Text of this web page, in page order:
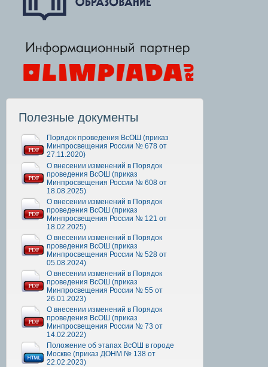
Полезные документы
Порядок проведения ВсОШ (приказ
Минпросвещения России № 678 от
27.11.2020)
О внесении изменений в Порядок
проведения ВсОШ (приказ
Минпросвещения России № 608 от
18.08.2025)
О внесении изменений в Порядок
проведения ВсОШ (приказ
Минпросвещения России № 121 от
18.02.2025)
О внесении изменений в Порядок
проведения ВсОШ (приказ
Минпросвещения России № 528 от
05.08.2024)
О внесении изменений в Порядок
проведения ВсОШ (приказ
Минпросвещения России № 55 от
26.01.2023)
О внесении изменений в Порядок
проведения ВсОШ (приказ
Минпросвещения России № 73 от
14.02.2022)
Положение об этапах ВсОШ в городе
Москве (приказ ДОНМ № 138 от
22.02.2023)